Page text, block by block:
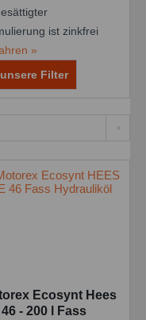
ist zinkfrei
»
Filter
Ecosynt Hees
46 - 200 l Fass